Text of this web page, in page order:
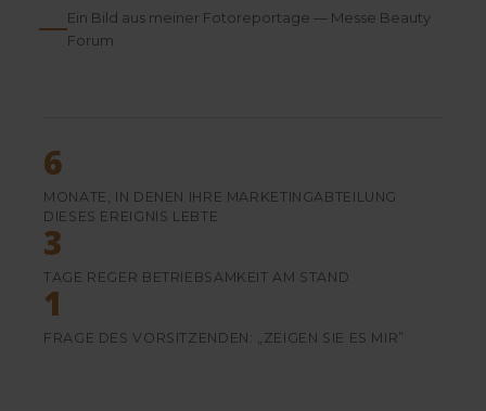
Ein Bild aus meiner Fotoreportage — Messe Beauty
Forum
6
MONATE, IN DENEN IHRE MARKETINGABTEILUNG
DIESES EREIGNIS LEBTE
3
TAGE REGER BETRIEBSAMKEIT AM STAND
1
FRAGE DES VORSITZENDEN: „ZEIGEN SIE ES MIR”